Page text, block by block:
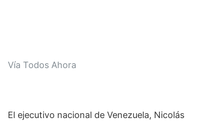
Vía Todos Ahora
El ejecutivo nacional de Venezuela, Nicolás